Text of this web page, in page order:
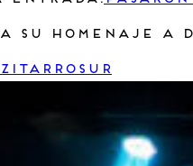
su homenaje
ZITARROSUR